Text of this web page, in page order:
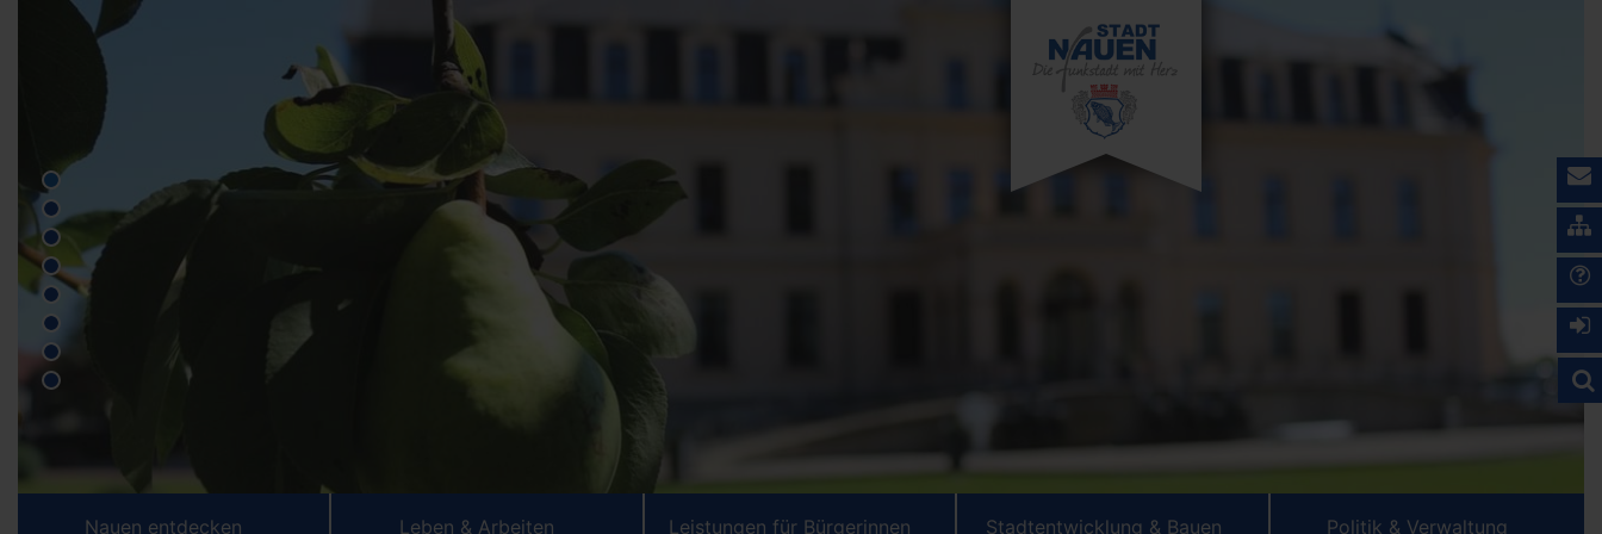
Nauen entdecken Leben & Arbeiten
Leistungen für Bürgerinnen
Stadtentwicklung & Bauen Politik & Verwaltung